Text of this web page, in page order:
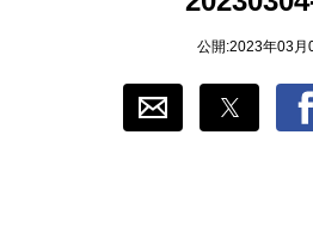
公開:2023年03月